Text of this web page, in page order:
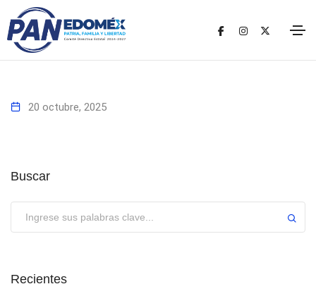
20 octubre, 2025
Buscar
Recientes